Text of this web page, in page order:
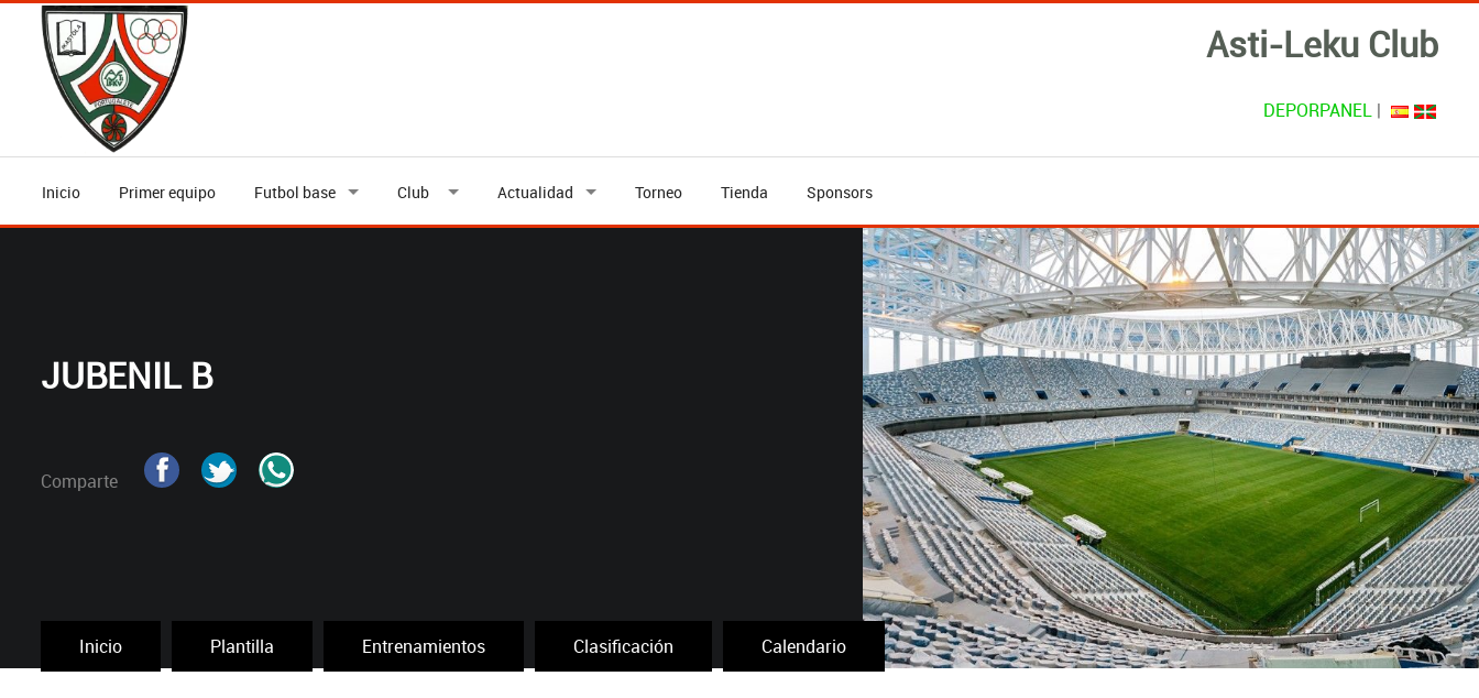
Asti-Leku Club
DEPORPANEL |
Inicio Primer equipo Futbol base Club Actualidad Torneo Tienda Sponsors
JUBENIL B
Comparte
Inicio Plantilla Entrenamientos Clasificación Calendario